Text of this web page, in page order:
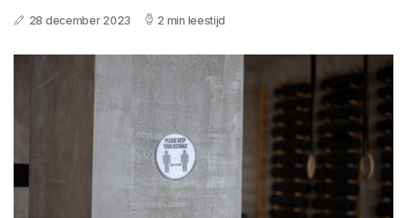
28 december 2023 2 min leestijd